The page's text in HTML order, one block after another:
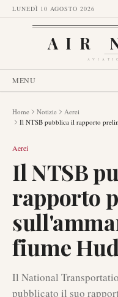
LUNEDÌ 10 AGOSTO 2026
AIR
MENU
Home Notizie
Aerei
Il NTSB pubblica il rapporto
Aerei
Il NTSB
rapporto
fiume
Il National
pubblicato il suo